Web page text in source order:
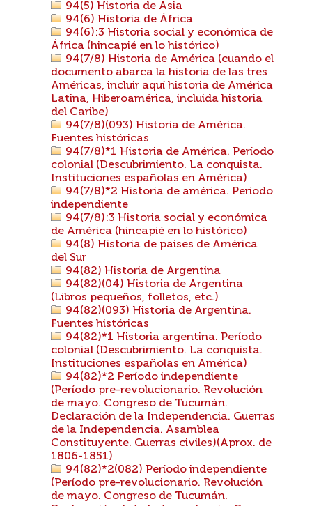
94(5) Historia de Asia
94(6) Historia de África
94(6):3 Historia social y económica de
África (hincapié en lo histórico)
94(7/8) Historia de América (cuando el
documento abarca la historia de las tres
Américas, incluir aquí historia de América
Latina, Hiberoamérica, incluida historia
del Caribe)
94(7/8)(093) Historia de América.
Fuentes históricas
94(7/8)*1 Historia de América. Período
colonial (Descubrimiento. La conquista.
Instituciones españolas en América)
94(7/8)*2 Historia de américa. Periodo
independiente
94(7/8):3 Historia social y económica
de América (hincapié en lo histórico)
94(8) Historia de países de América
del Sur
94(82) Historia de Argentina
94(82)(04) Historia de Argentina
(Libros pequeños, folletos, etc.)
94(82)(093) Historia de Argentina.
Fuentes históricas
94(82)*1 Historia argentina. Período
colonial (Descubrimiento. La conquista.
Instituciones españolas en América)
94(82)*2 Período independiente
(Período pre-revolucionario. Revolución
de mayo. Congreso de Tucumán.
Declaración de la Independencia. Guerras
de la Independencia. Asamblea
Constituyente. Guerras civiles)(Aprox. de
1806-1851)
94(82)*2(082) Período independiente
(Período pre-revolucionario. Revolución
de mayo. Congreso de Tucumán.